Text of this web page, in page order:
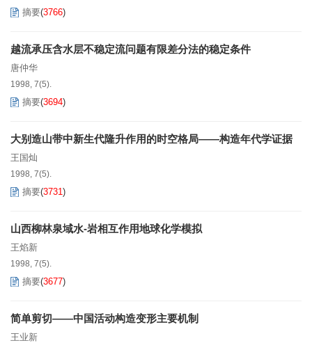
摘要(3766)
越流承压含水层不稳定流问题有限差分法的稳定条件
唐仲华
1998, 7(5).
摘要(3694)
大别造山带中新生代隆升作用的时空格局——构造年代学证据
王国灿
1998, 7(5).
摘要(3731)
山西柳林泉域水-岩相互作用地球化学模拟
王焰新
1998, 7(5).
摘要(3677)
简单剪切——中国活动构造变形主要机制
王业新